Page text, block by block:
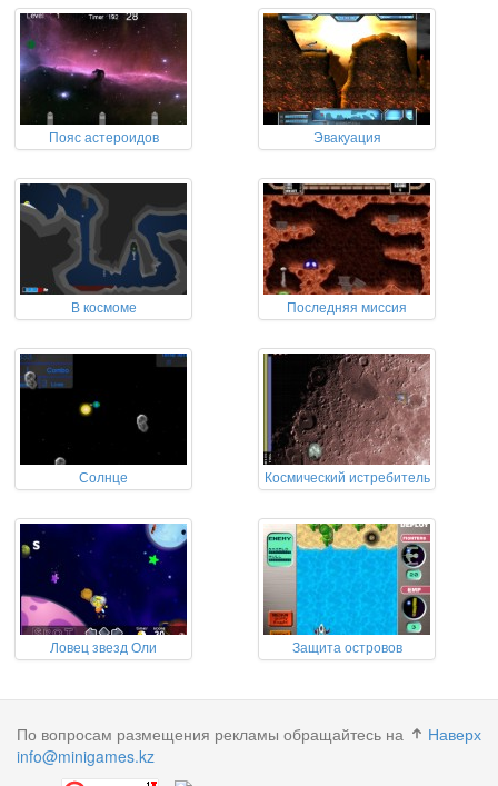
Пояс астероидов Эвакуация
В космоме Последняя миссия
Солнце Космический истребитель
Ловец звезд Оли Защита островов
Наверх
По вопросам размещения рекламы обращайтесь на
info@minigames.kz